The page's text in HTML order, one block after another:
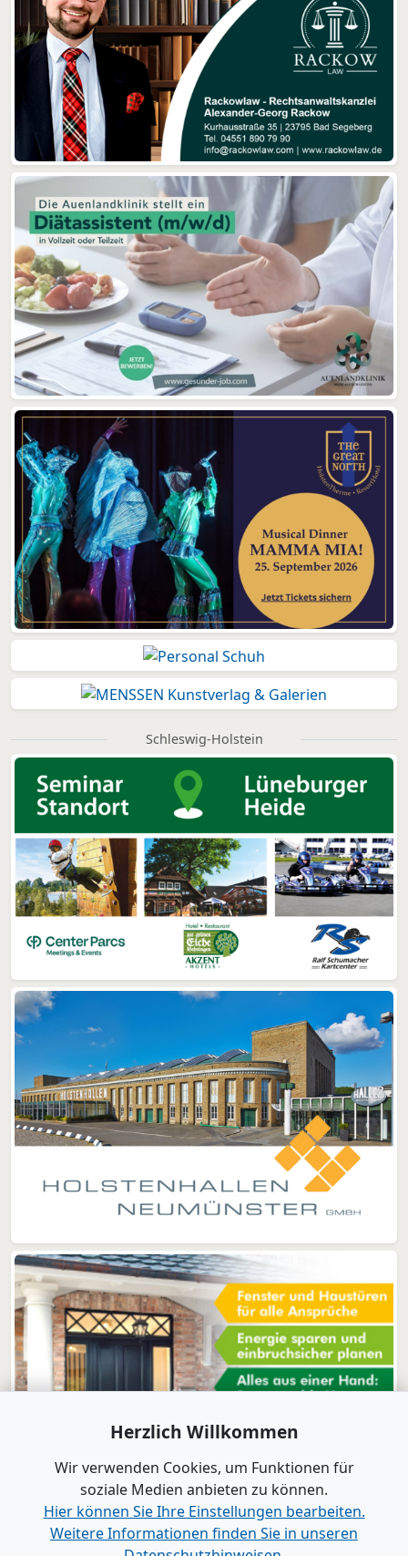
Schleswig-Holstein
Herzlich Willkommen
Wir verwenden Cookies, um Funktionen für
soziale Medien anbieten zu können.
Hier können Sie Ihre Einstellungen bearbeiten.
Weitere Informationen finden Sie in unseren